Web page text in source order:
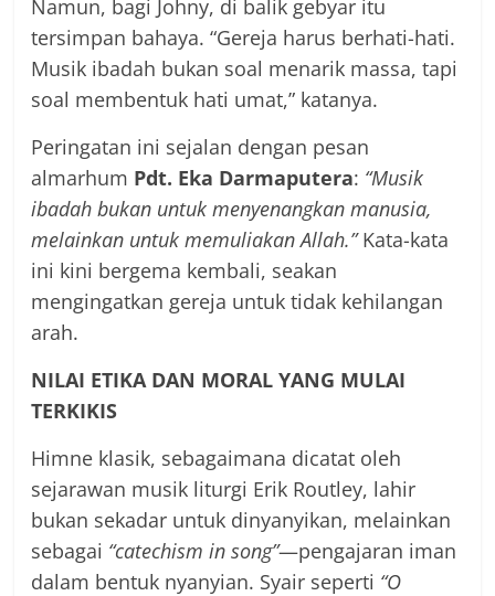
Namun, bagi Johny, di balik gebyar itu
tersimpan bahaya. “Gereja harus berhati-hati.
Musik ibadah bukan soal menarik massa, tapi
soal membentuk hati umat,” katanya.
Peringatan ini sejalan dengan pesan
almarhum Pdt. Eka Darmaputera: “Musik
ibadah bukan untuk menyenangkan manusia,
melainkan untuk memuliakan Allah.”Kata-kata
ini kini bergema kembali, seakan
mengingatkan gereja untuk tidak kehilangan
arah.
NILAI ETIKA DAN MORAL YANG MULAI
TERKIKIS
Himne klasik, sebagaimana dicatat oleh
sejarawan musik liturgi Erik Routley, lahir
bukan sekadar untuk dinyanyikan, melainkan
sebagai “catechism in song”—pengajaran iman
dalam bentuk nyanyian. Syair seperti “O